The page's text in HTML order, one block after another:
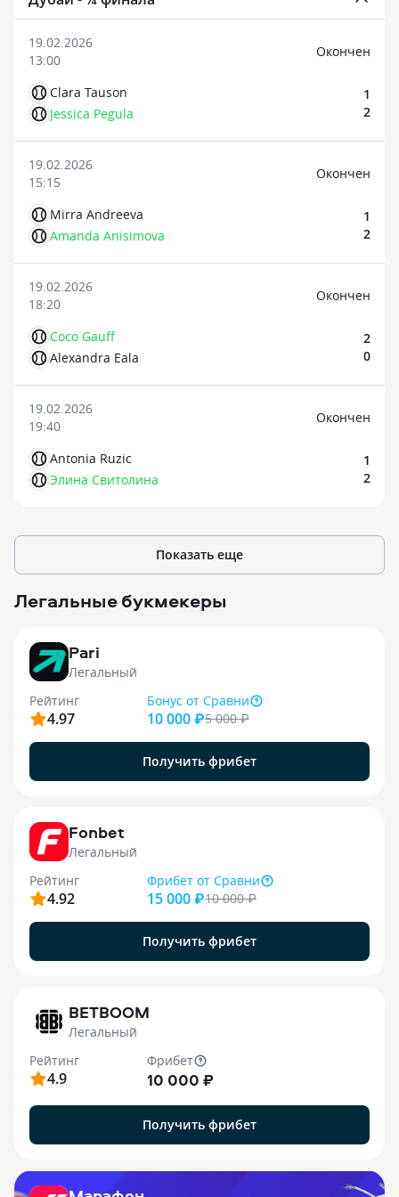
19.02.2026
13:00
Clara Tauson
Jessica Pegula
Oкончен
1
2
19.02.2026
15:15
Mirra Andreeva
Amanda Anisimova
Oкончен
1
2
19.02.2026
18:20
Coco Gauff
Alexandra Eala
Oкончен
2
0
19.02.2026
19:40
Antonia Ruzic
Элина Свитолина
Oкончен
1
2
Показать еще
Легальные букмекеры
Pari
Легальный
Рейтинг
4.97
Бонус от Сравни
10 000 ₽5 000₽
Получить фрибет
Fonbet
Легальный
Рейтинг
4.92
Фрибет от Сравни
15 000 ₽10 000₽
Получить фрибет
BETBOOM
Легальный
Рейтинг
4.9
Фрибет
10 000 ₽
Получить фрибет
.